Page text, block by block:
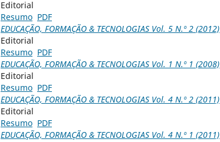
Editorial
Resumo PDF
EDUCAÇÃO, FORMAÇÃO & TECNOLOGIAS Vol. 5 N.º 2 (2012)
Editorial
Resumo PDF
EDUCAÇÃO, FORMAÇÃO & TECNOLOGIAS Vol. 1 N.º 1 (2008)
Editorial
Resumo PDF
EDUCAÇÃO, FORMAÇÃO & TECNOLOGIAS Vol. 4 N.º 2 (2011)
Editorial
Resumo PDF
EDUCAÇÃO, FORMAÇÃO & TECNOLOGIAS Vol. 4 N.º 1 (2011)